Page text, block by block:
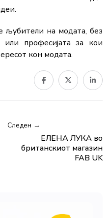
љубители на модата, без
или професијата за кои
кон модата.
Следен →
ЕЛЕНА ЛУКА во
британскиот магазин
FAB UK